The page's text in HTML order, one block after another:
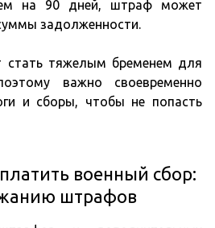
на 90 дней, штраф может
задолженности.
стать тяжелым бременем для
важно своевременно
и сборы, чтобы не попасть
военный сбор:
штрафов